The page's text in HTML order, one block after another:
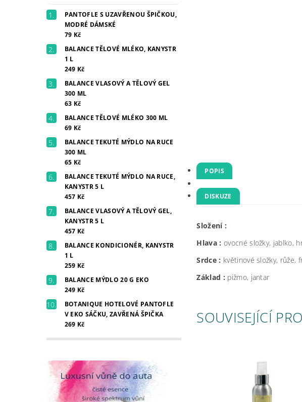
PANTOFLE S UZAVŘENOU ŠPIČKOU,
MODRÉ DÁMSKÉ
79 Kč
BALANCE TĚLOVÉ MLÉKO, KANYSTR
1 L
249 Kč
BALANCE VLASOVÝ A TĚLOVÝ GEL
300 ML
63 Kč
BALANCE TĚLOVÉ MLÉKO 300 ML
69 Kč
BALANCE TEKUTÉ MÝDLO NA RUCE
300 ML
65 Kč
BALANCE TEKUTÉ MÝDLO NA RUCE,
KANYSTR 5 L
457 Kč
BALANCE VLASOVÝ A TĚLOVÝ GEL,
KANYSTR 5 L
457 Kč
BALANCE KONDICIONÉR, KANYSTR
1 L
259 Kč
BALANCE MÝDLO 20 G EKO
249 Kč
BOTANIQUE HOTELOVÉ PANTOFLE
V EKO SÁČKU, ZAVŘENÁ ŠPIČKA
269 Kč
POPIS
DISKUZE
Složení :
Hlava : ovocné složky, jablko,
Srdce : květinové složky, růže,
Základ : pižmo, jantar
SOUVISEJÍCÍ